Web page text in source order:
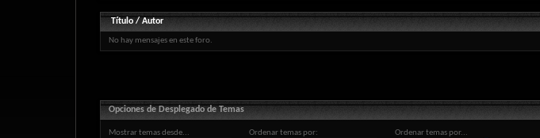
Título / Autor
No hay mensajes en este foro.
Opciones de Desplegado de Temas
Mostrar temas desde... Ordenar temas por:
Ordenar temas por...